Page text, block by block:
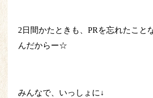
2日間かたときも、PRを忘れたこと
んだからー☆
みんなで、いっしょに↓